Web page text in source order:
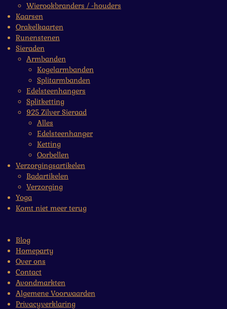
Wierookbranders / -houders
Kaarsen
Orakelkaarten
Runenstenen
Sieraden
Armbanden
Kogelarmbanden
Splitarmbanden
Edelsteenhangers
Splitketting
925 Zilver Sieraad
Alles
Edelsteenhanger
Ketting
Oorbellen
Verzorgingsartikelen
Badartikelen
Verzorging
Yoga
Komt niet meer terug
Blog
Homeparty
Over ons
Contact
Avondmarkten
Algemene Voorwaarden
Privacyverklaring